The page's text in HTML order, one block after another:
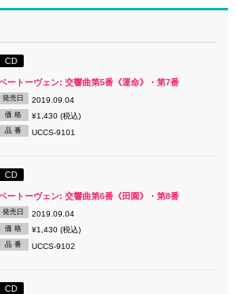
CD
ートーヴェン: 交響曲第5番《運命》・第7番
発売日 2019.09.04
価 格 ¥1,430 (税込)
品 番 UCCS-9101
CD
ートーヴェン: 交響曲第6番《田園》・第8番
発売日 2019.09.04
価 格 ¥1,430 (税込)
品 番 UCCS-9102
CD